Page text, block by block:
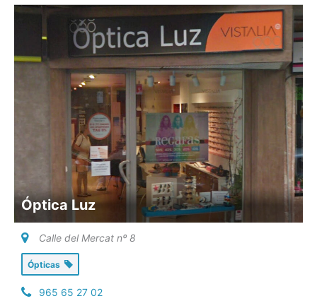
Óptica Luz
Calle del Mercat nº 8
Ópticas
965 65 27 02